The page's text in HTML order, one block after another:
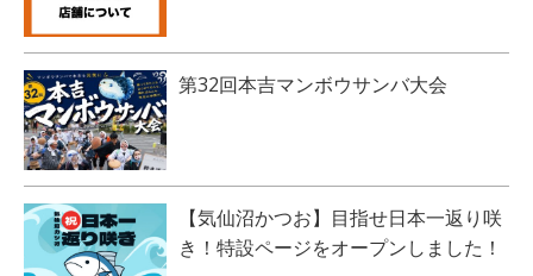
第32回本吉マンボウサンバ大会
【気仙沼かつお】目指せ日本一返り咲
き！特設ページをオープンしました！